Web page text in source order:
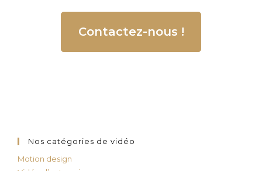
Contactez-nous !
Nos catégories de vidéo
Motion design